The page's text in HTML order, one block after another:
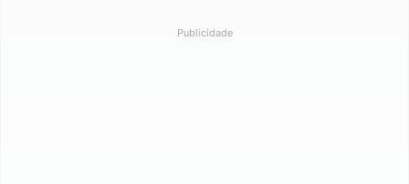
Publicidade